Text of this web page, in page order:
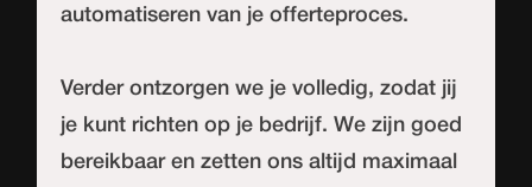
automatiseren van je offerteproces.
Verder ontzorgen we je volledig, zodat jij
je kunt richten op je bedrijf. We zijn goed
bereikbaar en zetten ons altijd maximaal